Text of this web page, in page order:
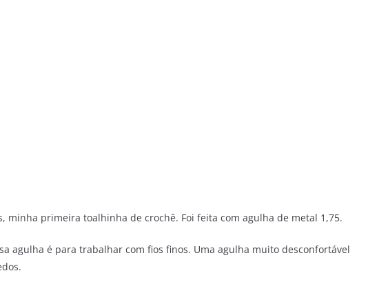
minha primeira toalhinha de crochê. Foi feita com agulha de metal 1,75.
agulha é para trabalhar com fios finos. Uma agulha muito desconfortável